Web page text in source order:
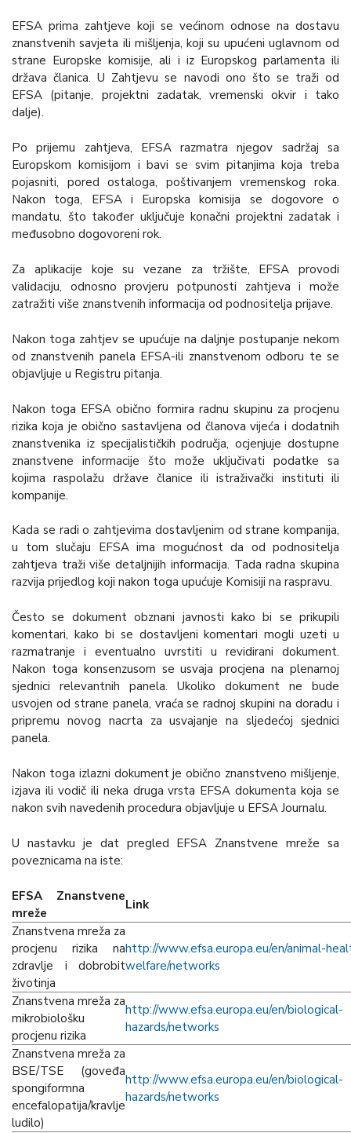
EFSA prima zahtjeve koji se većinom odnose na dostavu
znanstvenih savjeta ili mišljenja, koji su upućeni uglavnom od
strane Europske komisije, ali i iz Europskog parlamenta ili
država članica. U Zahtjevu se navodi ono što se traži od
EFSA (pitanje, projektni zadatak, vremenski okvir i tako
dalje).
Po prijemu zahtjeva, EFSA razmatra njegov sadržaj sa
Europskom komisijom i bavi se svim pitanjima koja treba
pojasniti, pored ostaloga, poštivanjem vremenskog roka.
Nakon toga, EFSA i Europska komisija se dogovore o
mandatu, što također uključuje konačni projektni zadatak i
međusobno dogovoreni rok.
Za aplikacije koje su vezane za tržište, EFSA provodi
validaciju, odnosno provjeru potpunosti zahtjeva i može
zatražiti više znanstvenih informacija od podnositelja prijave.
Nakon toga zahtjev se upućuje na daljnje postupanje nekom
od znanstvenih panela EFSA-ili znanstvenom odboru te se
objavljuje u Registru pitanja.
Nakon toga EFSA obično formira radnu skupinu za procjenu
rizika koja je obično sastavljena od članova vijeća i dodatnih
znanstvenika iz specijalističkih područja, ocjenjuje dostupne
znanstvene informacije što može uključivati podatke sa
kojima raspolažu države članice ili istraživački instituti ili
kompanije.
Kada se radi o zahtjevima dostavljenim od strane kompanija,
u tom slučaju EFSA ima mogućnost da od podnositelja
zahtjeva traži više detaljnijih informacija. Tada radna skupina
razvija prijedlog koji nakon toga upućuje Komisiji na raspravu.
Često se dokument obznani javnosti kako bi se prikupili
komentari, kako bi se dostavljeni komentari mogli uzeti u
razmatranje i eventualno uvrstiti u revidirani dokument.
Nakon toga konsenzusom se usvaja procjena na plenarnoj
sjednici relevantnih panela. Ukoliko dokument ne bude
usvojen od strane panela, vraća se radnoj skupini na doradu i
pripremu novog nacrta za usvajanje na sljedećoj sjednici
panela.
Nakon toga izlazni dokument je obično znanstveno mišljenje,
izjava ili vodič ili neka druga vrsta EFSA dokumenta koja se
nakon svih navedenih procedura objavljuje u EFSA Journalu.
U nastavku je dat pregled EFSA Znanstvene mreže sa
poveznicama na iste:
EFSA Znanstvene
mreže
Link
Znanstvena mreža za
procjenu rizika na
zdravlje i dobrobit
životinja
http://www.efsa.europa.eu/en/animal-
welfare/networks
Znanstvena mreža za
mikrobiološku
procjenu rizika
http://www.efsa.europa.eu/en/biological-
hazards/networks
Znanstvena mreža za
BSE/TSE (goveđa
spongiformna
encefalopatija/kravlje
ludilo)
http://www.efsa.europa.eu/en/biological-
hazards/networks